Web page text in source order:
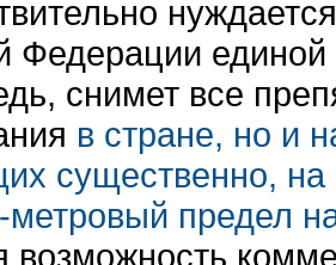
Федерации
снимет все
в стране, но и
существенно,
метровый предел
возможность